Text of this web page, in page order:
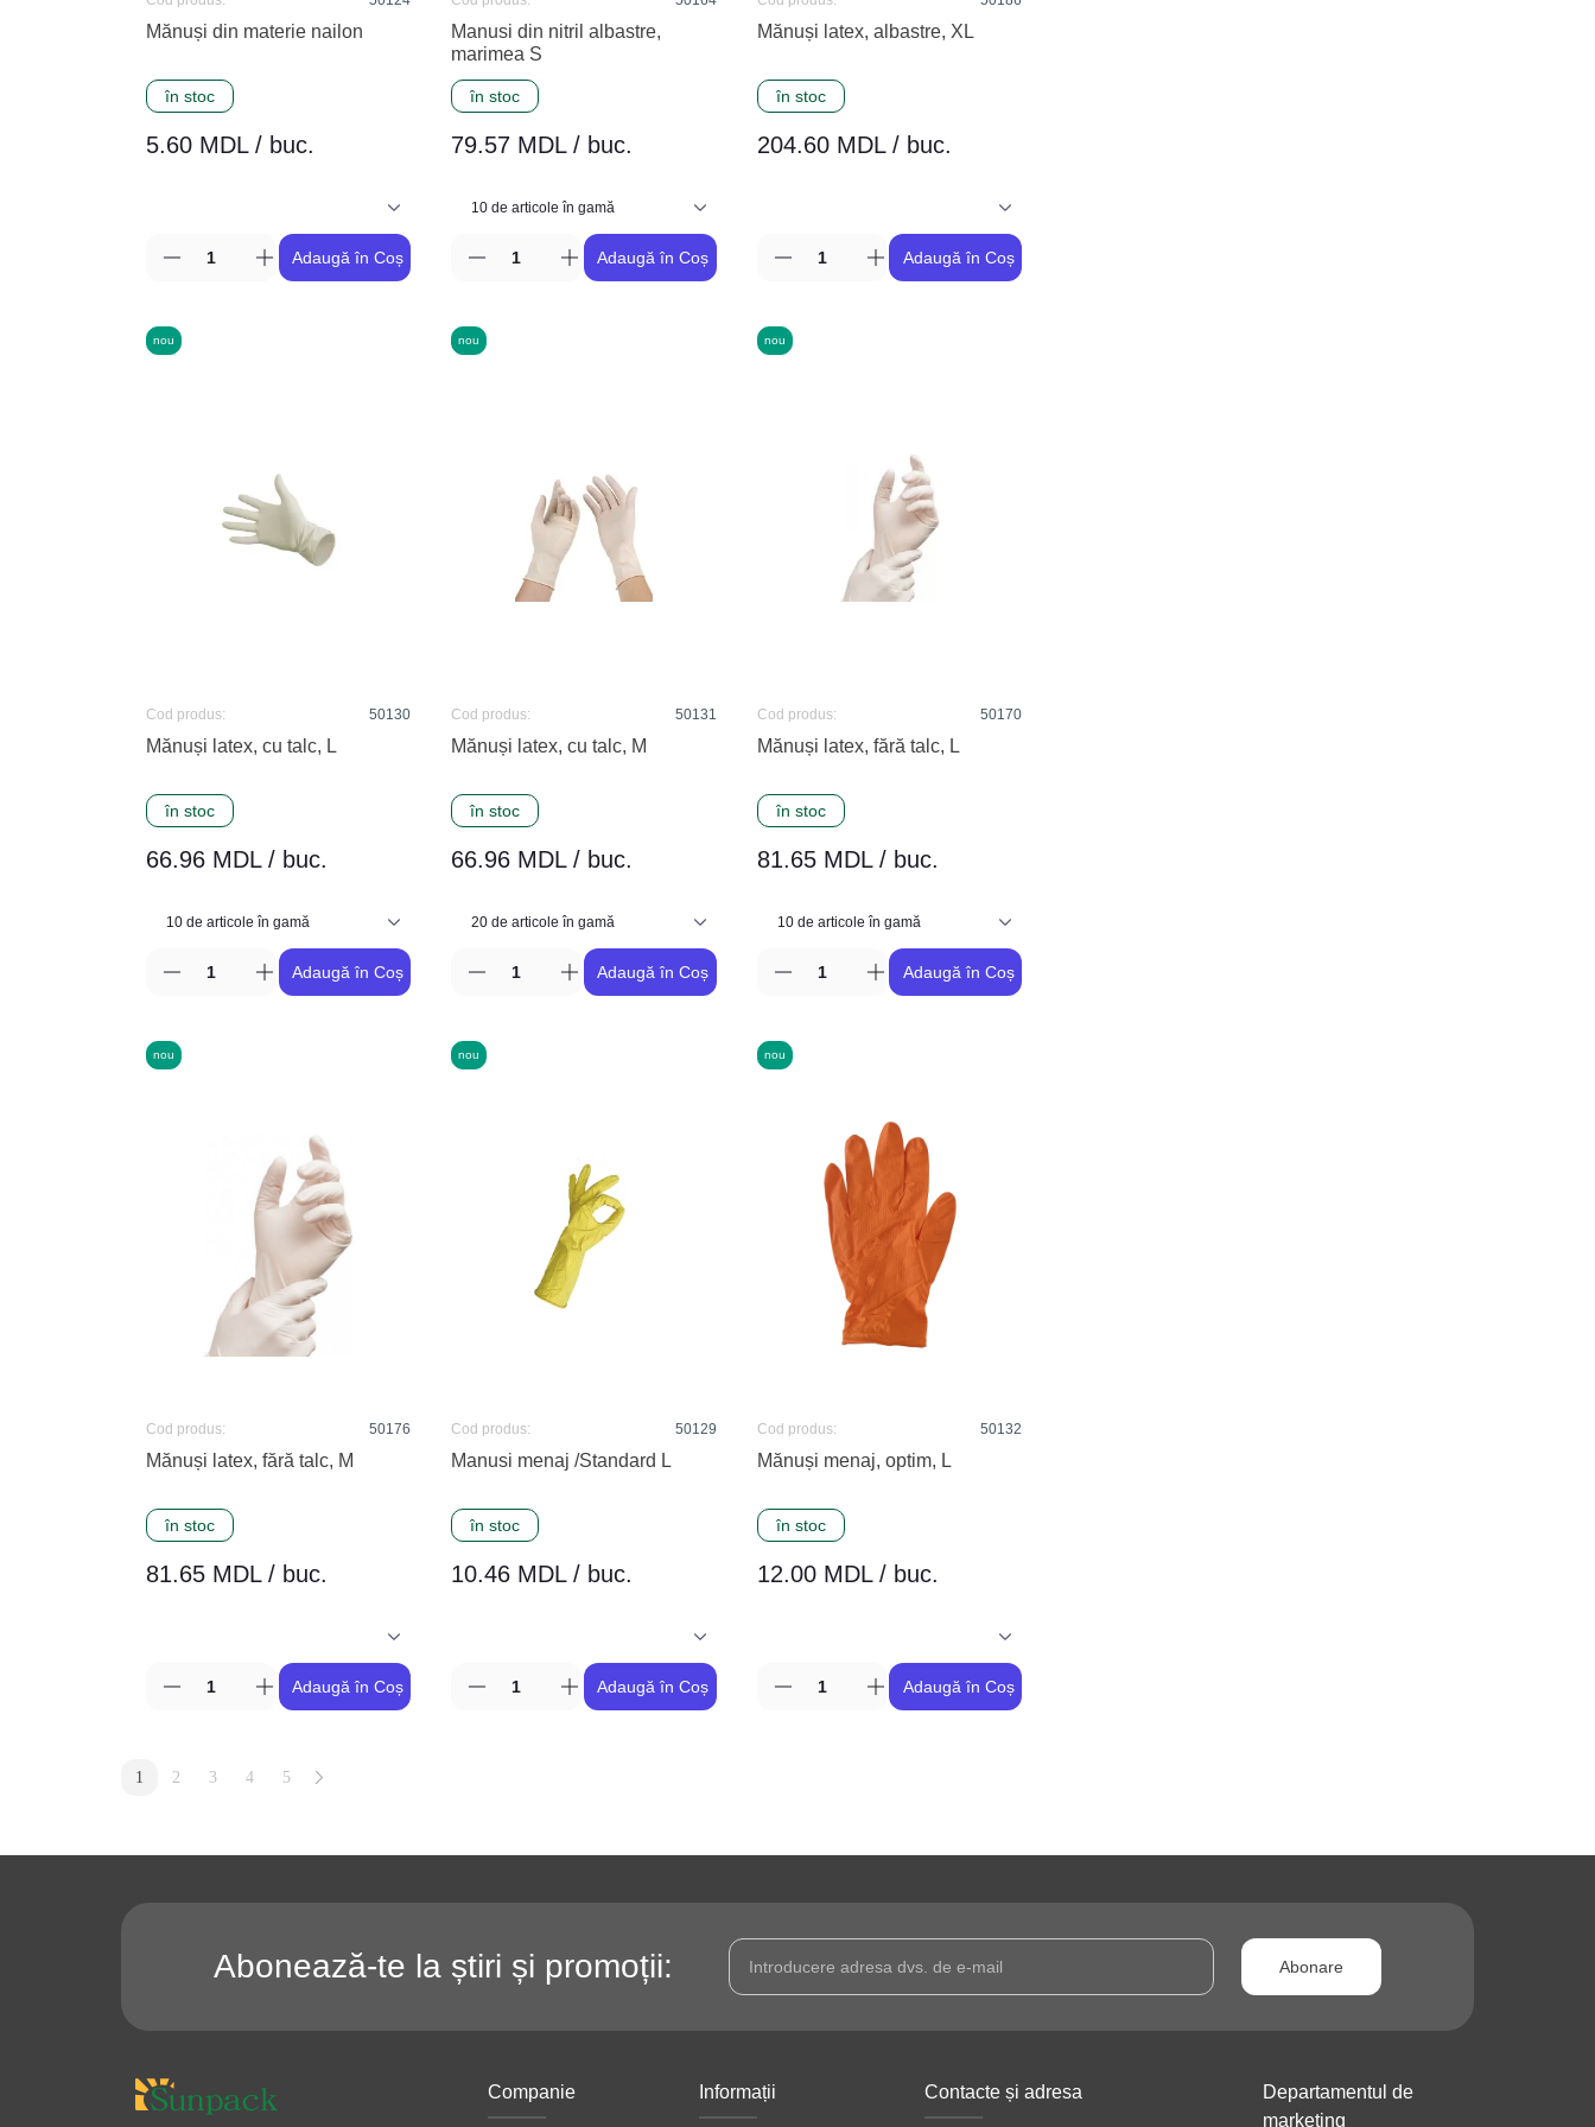
în stoc
Mănuși din materie nailon
5.60 MDL / buc.
Adaugă în Coș
în stoc
Manusi din nitril albastre,
marimea S
79.57 MDL / buc.
Adaugă în Coș
în stoc
Mănuși latex, albastre, XL
204.60 MDL / buc.
Adaugă în Coș
nou
în stoc
Mănuși latex, cu talc, L
Cod produs: 50130
66.96 MDL / buc.
Adaugă în Coș
nou
în stoc
Mănuși latex, cu talc, M
Cod produs: 50131
66.96 MDL / buc.
Adaugă în Coș
nou
în stoc
Mănuși latex, fără talc, L
Cod produs: 50170
81.65 MDL / buc.
Adaugă în Coș
nou
în stoc
Mănuși latex, fără talc, M
Cod produs: 50176
81.65 MDL / buc.
Adaugă în Coș
nou
în stoc
Manusi menaj /Standard L
Cod produs: 50129
10.46 MDL / buc.
Adaugă în Coș
nou
în stoc
Mănuși menaj, optim, L
Cod produs: 50132
12.00 MDL / buc.
Adaugă în Coș
1 2 3 4 5
Abonează-te la știri și promoții: Abonare
Companie Informații Contacte și adresa
Departamentul de
marketing